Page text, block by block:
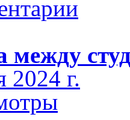
между
2024 г.